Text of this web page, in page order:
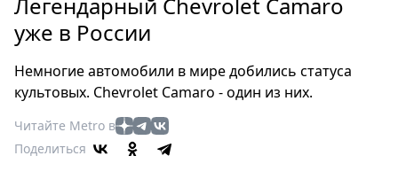
Россия
Здоровье
Еда
Туризм
Мода
уже в России
Немногие автомобили в мире добились статуса
культовых. Chevrolet Camaro - один из них.
Читайте Metro в
Поделиться